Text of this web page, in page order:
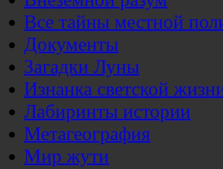
Все тайны местной
Документы
Загадки Луны
Изнанка светской
Лабиринты истории
Метагеография
Мир жути